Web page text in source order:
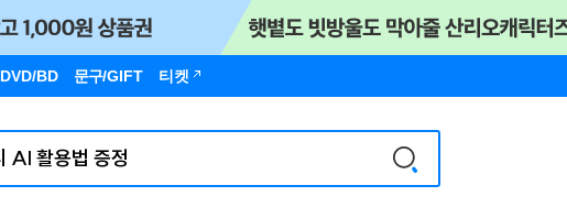
DVD/BD 문구/GIFT 티켓